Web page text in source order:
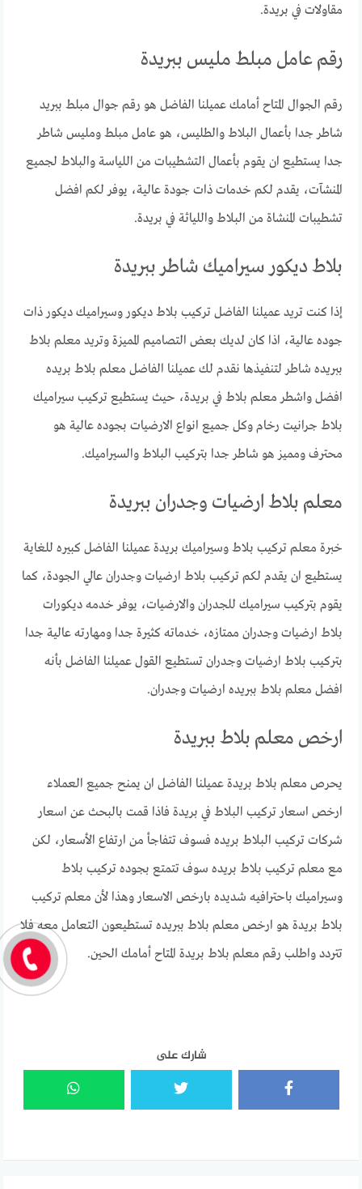
مقاولات في بريدة.
رقم عامل مبلط مليس ببريدة
رقم الجوال المتاح أمامك عميلنا الفاضل هو رقم جوال مبلط ببريد
شاطر جدا بأعمال البلاط والطليس، هو عامل مبلط ومليس شاطر
جدا يستطيع ان يقوم بأعمال التشطيبات من اللياسة والبلاط لجميع
المنشآت، يقدم لكم خدمات ذات جودة عالية، يوفر لكم افضل
تشطيبات المنشاة من البلاط واللياثة في بريدة.
بلاط ديكور سيراميك شاطر ببريدة
إذا كنت تريد عميلنا الفاضل تركيب بلاط ديكور وسيراميك ديكور ذات
جوده عالية، اذا كان لديك بعض التصاميم المميزة وتريد معلم بلاط
ببريده شاطر لتنفيذها نقدم لك عميلنا الفاضل معلم بلاط بريده
افضل واشطر معلم بلاط في بريدة، حيث يستطيع تركيب سيراميك
بلاط جرانيت رخام وكل جميع انواع الارضيات بجوده عالية هو
محترف ومميز هو شاطر جدا بتركيب البلاط والسيراميك.
معلم بلاط ارضيات وجدران ببريدة
خبرة معلم تركيب بلاط وسيراميك بريدة عميلنا الفاضل كبيره للغاية
يستطيع ان يقدم لكم تركيب بلاط ارضيات وجدران عالي الجودة، كما
يقوم بتركيب سيراميك للجدران والارضيات، يوفر خدمه ديكورات
بلاط ارضيات وجدران ممتازه، خدماته كثيرة جدا ومهارته عالية جدا
بتركيب بلاط ارضيات وجدران تستطيع القول عميلنا الفاضل بأنه
افضل معلم بلاط ببريده ارضيات وجدران.
ارخص معلم بلاط ببريدة
يحرص معلم بلاط بريدة عميلنا الفاضل ان يمنح جميع العملاء
ارخص اسعار تركيب البلاط في بريدة فاذا قمت بالبحث عن اسعار
شركات تركيب البلاط بريده فسوف تتفاجأ من ارتفاع الأسعار، لكن
مع معلم تركيب بلاط بريده سوف تتمتع بجوده تركيب بلاط
وسيراميك باحترافيه شديده بارخص الاسعار وهذا لأن معلم تركيب
بلاط بريدة هو ارخص معلم بلاط ببريده تستطيعون التعامل معه فلا
تتردد واطلب رقم معلم بلاط بريدة المتاح أمامك الحين.
شارك على